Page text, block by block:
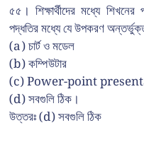
৫৫। শিক্ষার্থীদের মধ্যে
পদ্ধতির মধ্যে যে উপকরণ
(a) চার্ট ও মডেল
(b) কম্পিউটার
(c) Power-point
(d) সবগুলি ঠিক।
উত্তরঃ (d) সবগুলি ঠিক